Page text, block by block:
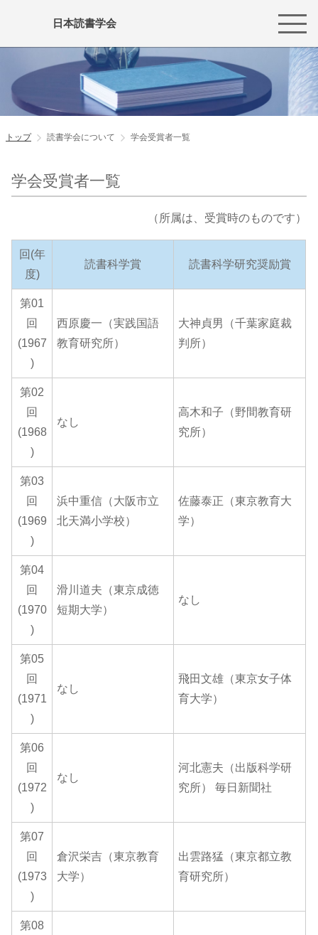
日本読書学会
トップ 読書学会について 学会受賞者一覧
学会受賞者一覧
（所属は、受賞時のものです）
回(年
度)
読書科学賞 読書科学研究奨励賞
第01
回
(1967
)
西原慶一（実践国語
教育研究所）
大神貞男（千葉家庭裁
判所）
第02
回
(1968
)
なし
高木和子（野間教育研
究所）
第03
回
(1969
)
浜中重信（大阪市立
北天満小学校）
佐藤泰正（東京教育大
学）
第04
回
(1970
)
滑川道夫（東京成徳
短期大学）
なし
第05
回
(1971
)
なし
飛田文雄（東京女子体
育大学）
第06
回
(1972
)
なし
河北憲夫（出版科学研
究所） 毎日新聞社
第07
回
(1973
)
倉沢栄吉（東京教育
大学）
出雲路猛（東京都立教
育研究所）
第08